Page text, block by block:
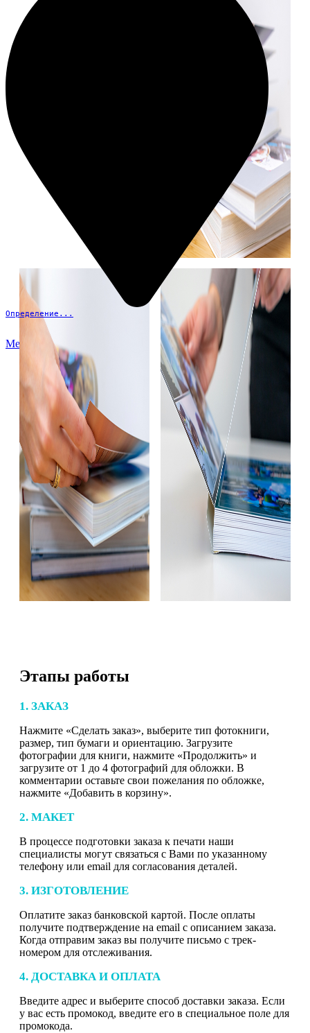
Определение...
Меню
Этапы работы
1. ЗАКАЗ
Нажмите «Сделать заказ», выберите тип фотокниги,
размер, тип бумаги и ориентацию. Загрузите
фотографии для книги, нажмите «Продолжить» и
загрузите от 1 до 4 фотографий для обложки. В
комментарии оставьте свои пожелания по обложке,
нажмите «Добавить в корзину».
2. МАКЕТ
В процессе подготовки заказа к печати наши
специалисты могут связаться с Вами по указанному
телефону или email для согласования деталей.
3. ИЗГОТОВЛЕНИЕ
Оплатите заказ банковской картой. После оплаты
получите подтверждение на email с описанием заказа.
Когда отправим заказ вы получите письмо с трек-
номером для отслеживания.
4. ДОСТАВКА И ОПЛАТА
Введите адрес и выберите способ доставки заказа. Если
у вас есть промокод, введите его в специальное поле для
промокода.